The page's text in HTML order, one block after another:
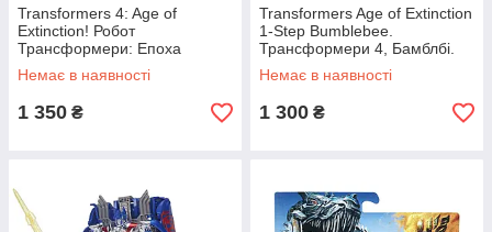
Transformers 4: Age of
Extinction! Робот
Трансформери: Епоха
винищення Вояжер
Гальватрон.
Немає в наявності
1 350 ₴
Transformers Age of Extinction
1-Step Bumblebee.
Трансформери 4, Бамблбі.
Немає в наявності
1 300 ₴